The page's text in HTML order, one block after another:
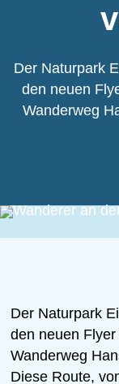
Der Naturpark
den neuen
Wanderweg
Der Naturpark
den neuen
Wanderweg
Diese Route,